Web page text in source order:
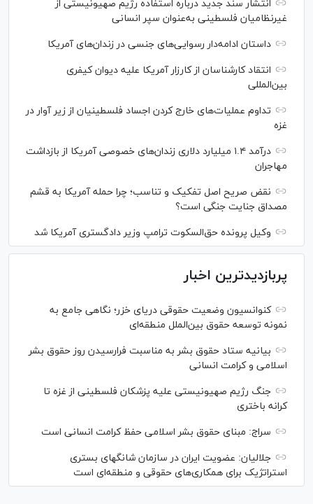
انتشار سند جدید درباره استفاده رژیم صهیونیستی از
غیرنظامیان فلسطینی به‌عنوان سپر انسانی
داستان ادامه‌دار رسوایی‌های جنسی در زندان‌های آمریکا
انتقاد کارشناسان از کارزار آمریکا علیه دیوان کیفری
بین‌المللی
تداوم عملیات‌های خارج کردن اجساد فلسطینیان از زیر آوار در
غزه
درآمد ۱.۴ میلیارد دلاری زندان‌های خصوصی آمریکا از بازداشت
مهاجران
نقض صریح اصل تفکیک و تناسب؛ چرا حمله آمریکا به قشم
مصداق جنایت جنگی است؟
وکیل پرونده حق‌السکوت ترامپ وزیر دادگستری آمریکا شد
پربازدیدترین اخبار
کنوانسیون وضعیت حقوقی دریای خزر؛ نگاهی جامع به
نمونه توسعه حقوق بین‌الملل منطقه‌ای
بیانیه ستاد حقوق بشر به مناسبت فرارسیدن روز حقوق بشر
اسلامی و کرامت انسانی
جنگ رژیم صهیونیستی علیه پزشکان فلسطینی از غزه تا
کرانه باختری
سراج: مبنای حقوق بشر اسلامی حفظ کرامت انسانی است
جلالیان: عضویت ایران در سازمان شانگهای بستری
استراتژیک برای همکاری‌های حقوقی و منطقه‌ای است